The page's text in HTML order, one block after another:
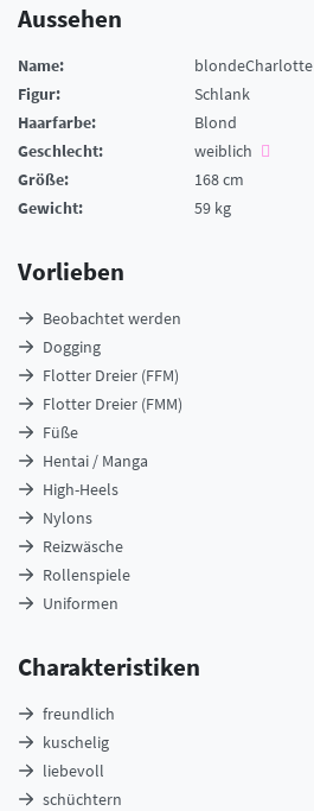
Aussehen
Name:
blondeCharlotte
Figur:
Schlank
Haarfarbe:
Blond
Geschlecht:
weiblich
Größe:
168 cm
Gewicht:
59 kg
Vorlieben
Beobachtet werden
Dogging
Flotter Dreier (FFM)
Flotter Dreier (FMM)
Füße
Hentai / Manga
High-Heels
Nylons
Reizwäsche
Rollenspiele
Uniformen
Charakteristiken
freundlich
kuschelig
liebevoll
schüchtern